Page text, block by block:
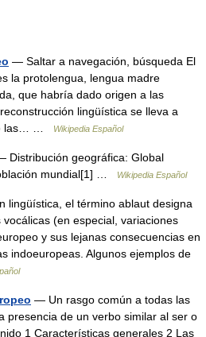
— Saltar a navegación, búsqueda El
la protolengua, lengua madre
que habría dado origen a las
lingüística se lleva a
las… …
Wikipedia Español
Distribución geográfica: Global
mundial[1] …
Wikipedia Español
lingüística, el término ablaut designa
(en especial, variaciones
y sus lejanas consecuencias en
indoeuropeas. Algunos ejemplos de
— Un rasgo común a todas las
presencia de un verbo similar al ser o
1 Características generales 2 Las